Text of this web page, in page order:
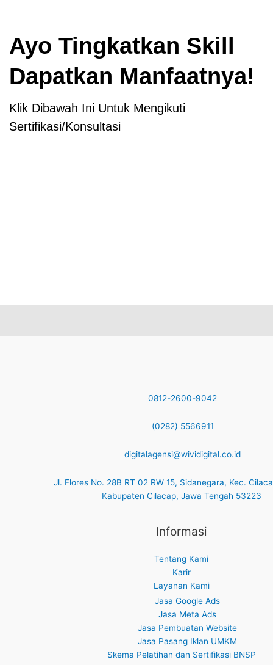
Ayo Tingkatkan Skill
Dapatkan Manfaatnya!
Klik Dibawah Ini Untuk Mengikuti
Sertifikasi/Konsultasi
0812-2600-9042
(0282) 5566911
digitalagensi@wividigital.co.id
Jl. Flores No. 28B RT 02 RW 15, Sidanegara, Kec.
Kabupaten Cilacap, Jawa Tengah 53223
Informasi
Tentang Kami
Karir
Layanan Kami
Jasa Google Ads
Jasa Meta Ads
Jasa Pembuatan Website
Jasa Pasang Iklan UMKM
Skema Pelatihan dan Sertifikasi BNSP